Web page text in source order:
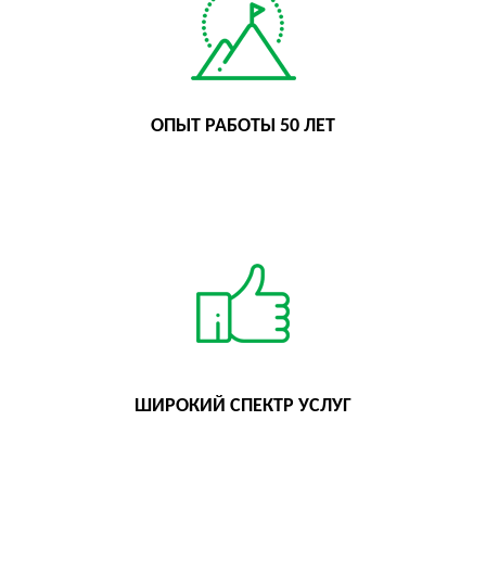
ОПЫТ РАБОТЫ 50 ЛЕТ
ШИРОКИЙ СПЕКТР УСЛУГ